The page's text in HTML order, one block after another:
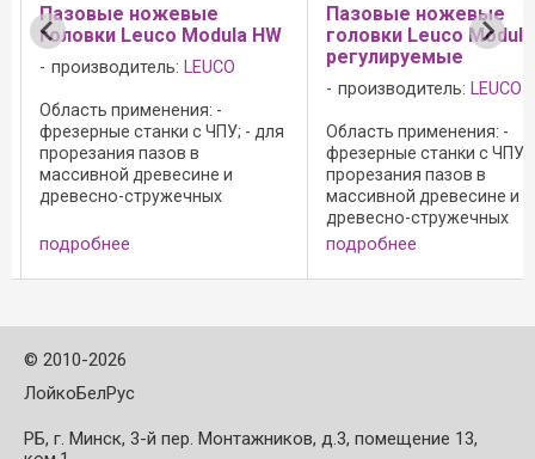
Пазовые ножевые
головки Leuco Modula HW
производитель: LEUCO
Область применения: -
фрезерные станки с ЧПУ; - для
прорезания пазов в
массивной древесине и
древесно-стружечных
для заглубляемых уплотнений
и преимущества: - число
подробнее
Пазовые ножевые
головки Leuco Modula
регулируемые
производитель: LEUCO
Область применения: -
фрезерные станки с ЧПУ;
прорезания пазов в
массивной древесине и
древесно-стружечных
материалах; Исполнение:
max = 11 000 мин-1;
себе равных устройство
подробнее
© 2010-2026
ЛойкоБелРус
РБ, г. Минск, 3-й пер. Монтажников, д.3, помещение 13,